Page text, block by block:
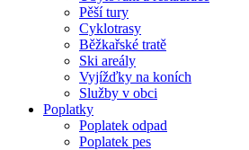
Pěší tury
Cyklotrasy
Běžkařské tratě
Ski areály
Vyjížďky na koních
Služby v obci
Poplatky
Poplatek odpad
Poplatek pes